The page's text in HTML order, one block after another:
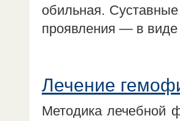
обильная.
проявления — в
Лечение
Методика лечебной